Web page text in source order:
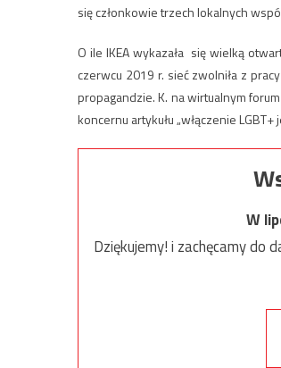
się członkowie trzech lokalnych
O ile IKEA wykazała się wielką
czerwcu 2019 r. sieć zwolniła z
propagandzie. K. na wirtualnym
koncernu artykułu „włączenie
W
Dziękujemy! i zachęcamy do